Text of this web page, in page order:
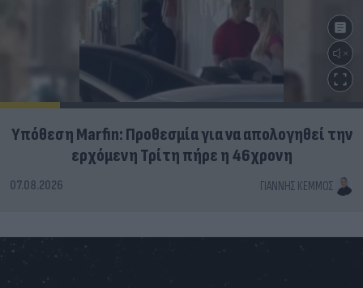
Υπόθεση Marfin: Προθεσμία για να απολογηθεί την
ερχόμενη Τρίτη πήρε η 46χρονη
07.08.2026 ΓΙΆΝΝΗΣ ΚΈΜΜΟΣ